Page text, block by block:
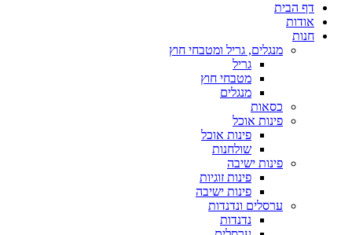
דף הבית
אודות
חנות
מנגלים, גריל ומטבחי חוץ
גריל
מטבחי חוץ
מנגלים
כסאות
פינות אוכל
פינות אוכל
שולחנות
פינות ישיבה
פינות זוגיות
פינות ישיבה
ערסלים ונדנדות
נדנדות